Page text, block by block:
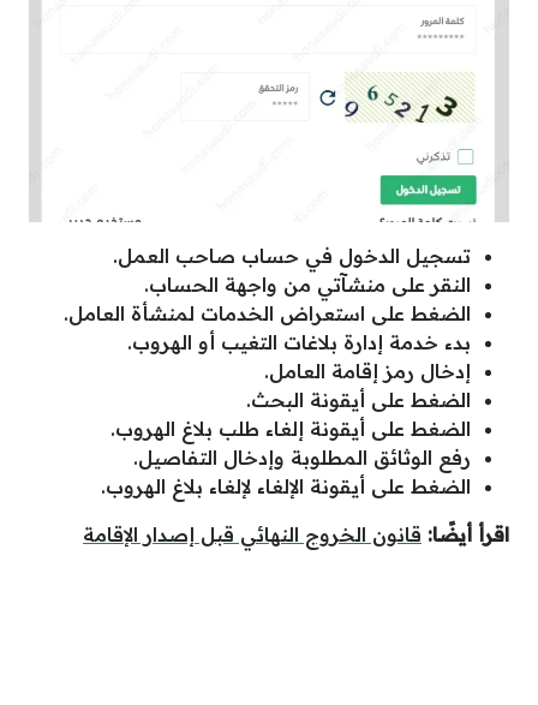
تسجيل الدخول في حساب صاحب العمل.
النقر على منشآتي من واجهة الحساب.
الضغط على استعراض الخدمات لمنشأة العامل.
بدء خدمة إدارة بلاغات التغيب أو الهروب.
إدخال رمز إقامة العامل.
الضغط على أيقونة البحث.
الضغط على أيقونة إلغاء طلب بلاغ الهروب.
رفع الوثائق المطلوبة وإدخال التفاصيل.
الضغط على أيقونة الإلغاء لإلغاء بلاغ الهروب.
اقرأ أيضًا: قانون الخروج النهائي قبل إصدار الإقامة